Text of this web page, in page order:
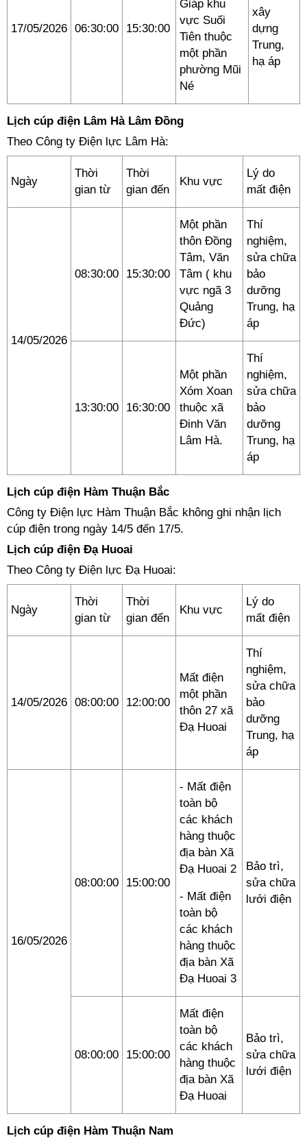
17/05/2026 06:30:00 15:30:00
Giáp khu
vực Suối
Tiên thuộc
một phần
phường Mũi
Né
xây
dựng
Trung,
hạ áp
Lịch cúp điện Lâm Hà Lâm Đồng
Theo Công ty Điện lực Lâm Hà:
Ngày
Thời
gian từ
Thời
gian đến
Khu vực
Lý do
mất điện
14/05/2026
08:30:00 15:30:00
Một phần
thôn Đồng
Tâm, Văn
Tâm ( khu
vực ngã 3
Quảng
Đức)
Thí
nghiệm,
sửa chữa
bảo
dưỡng
Trung, hạ
áp
13:30:00 16:30:00
Một phần
Xóm Xoan
thuộc xã
Đinh Văn
Lâm Hà.
Thí
nghiệm,
sửa chữa
bảo
dưỡng
Trung, hạ
áp
Lịch cúp điện Hàm Thuận Bắc
Công ty Điện lực Hàm Thuận Bắc không ghi nhận lịch
cúp điện trong ngày 14/5 đến 17/5.
Lịch cúp điện Đạ Huoai
Theo Công ty Điện lực Đạ Huoai:
Ngày
Thời
gian từ
Thời
gian đến
Khu vực
Lý do
mất điện
14/05/2026 08:00:00 12:00:00
Mất điện
một phần
thôn 27 xã
Đạ Huoai
Thí
nghiệm,
sửa chữa
bảo
dưỡng
Trung, hạ
áp
16/05/2026
08:00:00 15:00:00
- Mất điện
toàn bộ
các khách
hàng thuộc
địa bàn Xã
Đạ Huoai 2
- Mất điện
toàn bộ
các khách
hàng thuộc
địa bàn Xã
Đạ Huoai 3
Bảo trì,
sửa chữa
lưới điện
08:00:00 15:00:00
Mất điện
toàn bộ
các khách
hàng thuộc
địa bàn Xã
Đạ Huoai
Bảo trì,
sửa chữa
lưới điện
Lịch cúp điện Hàm Thuận Nam